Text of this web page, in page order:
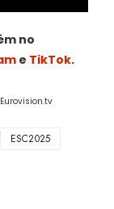
no
e TikTok.
ESC2025